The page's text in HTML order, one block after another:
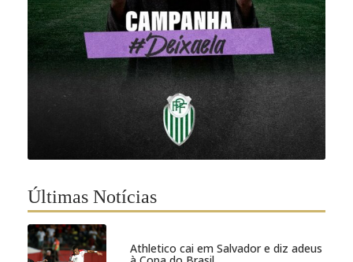
Últimas Notícias
Athletico cai em Salvador e diz adeus